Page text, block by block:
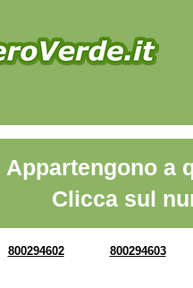
Appartengono a
Clicca sul
800294602 800294603